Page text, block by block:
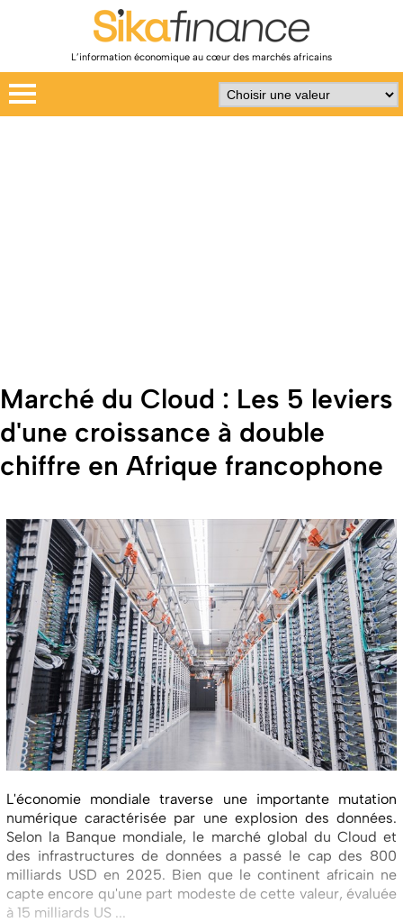
L’information économique au cœur des marchés africains
Marché du Cloud : Les 5 leviers
d'une croissance à double
chiffre en Afrique francophone
L'économie mondiale traverse une importante mutation
numérique caractérisée par une explosion des données.
Selon la Banque mondiale, le marché global du Cloud et
des infrastructures de données a passé le cap des 800
milliards USD en 2025. Bien que le continent africain ne
capte encore qu'une part modeste de cette valeur, évaluée
à 15 milliards US ...